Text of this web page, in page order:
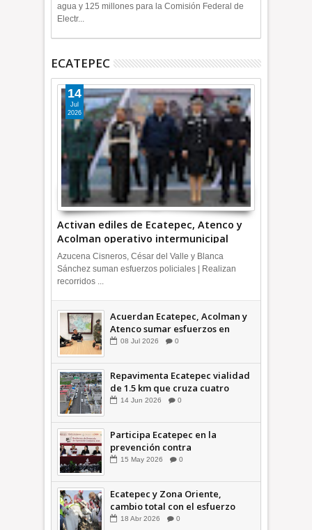
agua y 125 millones para la Comisión Federal de
Electr...
ECATEPEC
Activan ediles de Ecatepec, Atenco y
Acolman operativo intermunicipal
14
Jul
2026
Azucena Cisneros, César del Valle y Blanca
Sánchez suman esfuerzos policiales | Realizan
recorridos ...
Acuerdan Ecatepec, Acolman y
Atenco sumar esfuerzos en
seguridad
08 Jul 2026 0
Repavimenta Ecatepec vialidad
de 1.5 km que cruza cuatro
comunidades +Video
14 Jun 2026 0
Participa Ecatepec en la
prevención contra
inundaciones en el Valle de
15 May 2026 0
Ecatepec y Zona Oriente,
cambio total con el esfuerzo
conjunto: Azucena; retiran 21
18 Abr 2026 0